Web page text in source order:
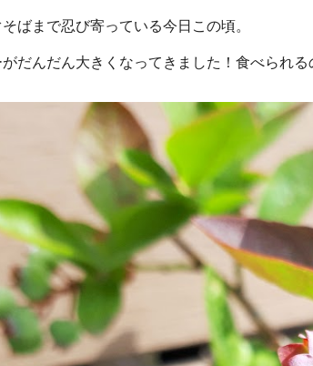
ばまで忍び寄っている今日この頃。
だんだん大きくなってきました！食べられ